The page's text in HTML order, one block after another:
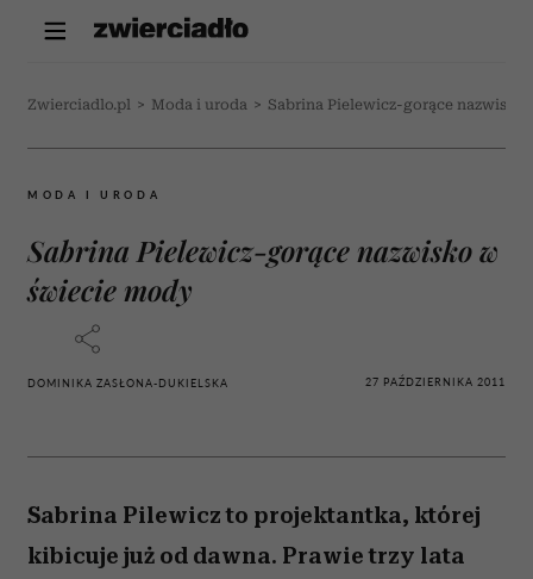
Zwierciadlo.pl > Moda i uroda > Sabrina Pielewicz-gorące nazwisko
MODA I URODA
Sabrina Pielewicz-gorące nazwisko w
świecie mody
DOMINIKA ZASŁONA-DUKIELSKA 27 PAŹDZIERNIKA 2011
Sabrina Pilewicz to projektantka, której
kibicuje już od dawna. Prawie trzy lata